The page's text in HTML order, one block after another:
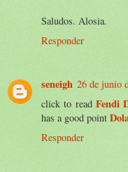
Saludos. Alosia.
Responder
seneigh 26 de junio
click to read Fendi
has a good point
Responder